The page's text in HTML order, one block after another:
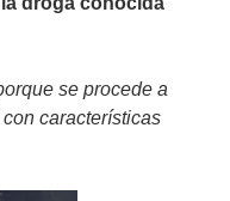
se procede a
características